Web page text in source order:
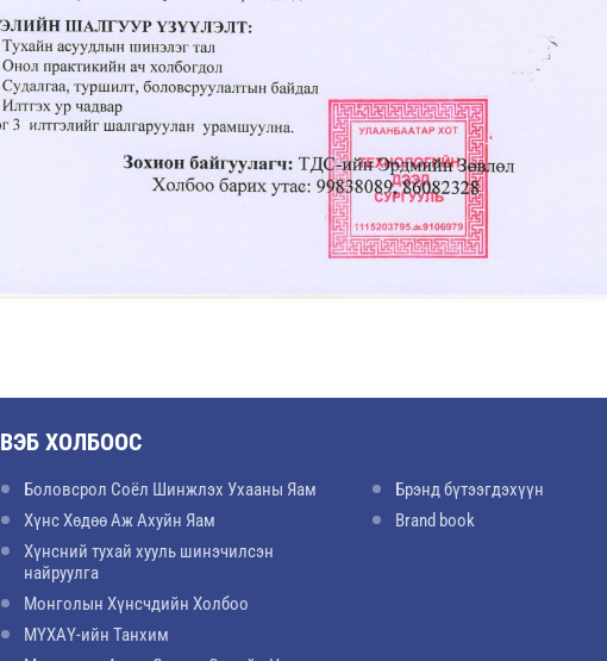
ВЭБ ХОЛБООС
Боловсрол Соёл Шинжлэх Ухааны Яам
Хүнс Хөдөө Аж Ахуйн Яам
Хүнсний тухай хууль шинэчилсэн
найруулга
Монголын Хүнсчдийн Холбоо
МҮХАҮ-ийн Танхим
Брэнд бүтээгдэхүүн
Brand book